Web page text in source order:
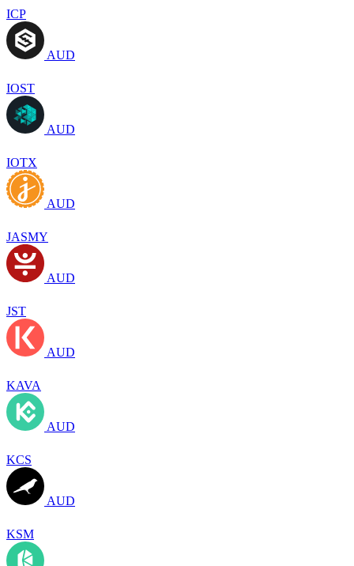
ICP
AUD
IOST
AUD
IOTX
AUD
JASMY
AUD
JST
AUD
KAVA
AUD
KCS
AUD
KSM